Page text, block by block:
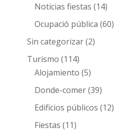
Noticias fiestas (14)
Ocupació pública (60)
Sin categorizar(2)
Turismo (114)
Alojamiento (5)
Donde-comer(39)
Edificios públicos (12)
Fiestas (11)